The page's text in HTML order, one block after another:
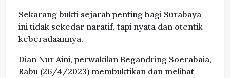
Sekarang bukti sejarah penting bagi Surabaya
ini tidak sekedar naratif, tapi nyata dan otentik
keberadaannya.
Dian Nur Aini, perwakilan Begandring Soerabaia,
Rabu (26/4/2023) membuktikan dan melihat